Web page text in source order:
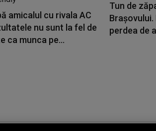
amicalul cu rivala AC
nu sunt la fel de
ca munca pe...
Tun de
perdea de